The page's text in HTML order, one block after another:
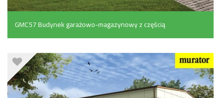
GMC57 Budynek garażowo-magazynowy z częścią
mieszkalną i biurową (187.6 m²)